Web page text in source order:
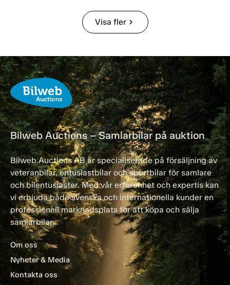
Visa flerchevron_right
Bilweb Auctions – Samlarbilar på auktion
Bilweb Auctions AB är specialiserade på försäljning av
veteranbilar, entusiastbilar och sportbilar för samlare
och bilentusiaster. Med vår erfarenhet och expertis kan
vi erbjuda både svenska och internationella kunder en
professionell marknadsplats för att köpa och sälja
samlarbilar.
Om oss
Nyheter & Media
Kontakta oss